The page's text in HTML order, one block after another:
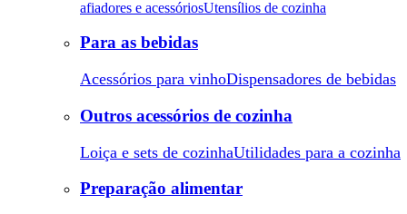
afiadores e acessóriosUtensílios de cozinha
Para as bebidas
Acessórios para vinhoDispensadores de bebidas
Outros acessórios de cozinha
Loiça e sets de cozinhaUtilidades para a cozinha
Preparação alimentar